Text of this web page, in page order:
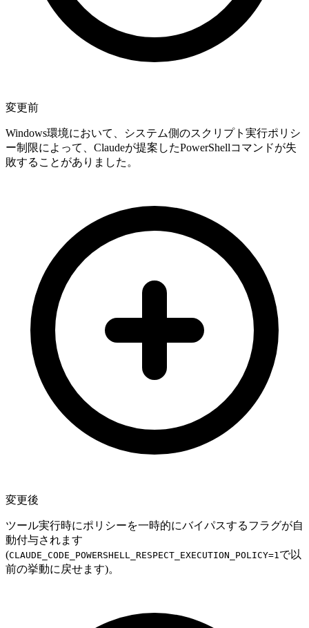
変更前
Windows環境において、システム側のスクリプト実行ポリシ
ー制限によって、Claudeが提案したPowerShellコマンドが失
敗することがありました。
変更後
ツール実行時にポリシーを一時的にバイパスするフラグが自
動付与されます
(CLAUDE_CODE_POWERSHELL_RESPECT_EXECUTION_POLICY=1で以
前の挙動に戻せます)。